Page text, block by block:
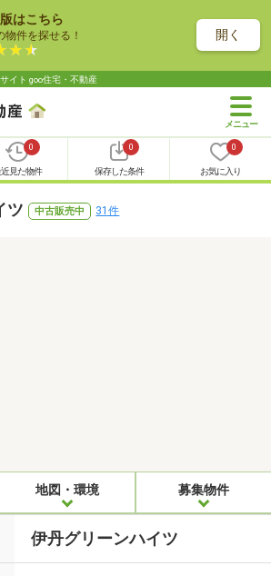
はこちら
物件を探せる！ 開く
イト goo住宅・不動産
0
見た物件
0
保存した条件
0
お気に入り
ツ 中古販売中 31件
地図・環境 募集物件
伊丹グリーンハイツ